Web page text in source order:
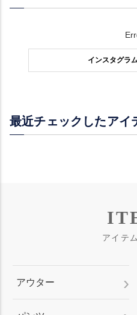
インスタグラ
最近チェックしたアイ
アイテ
アウター